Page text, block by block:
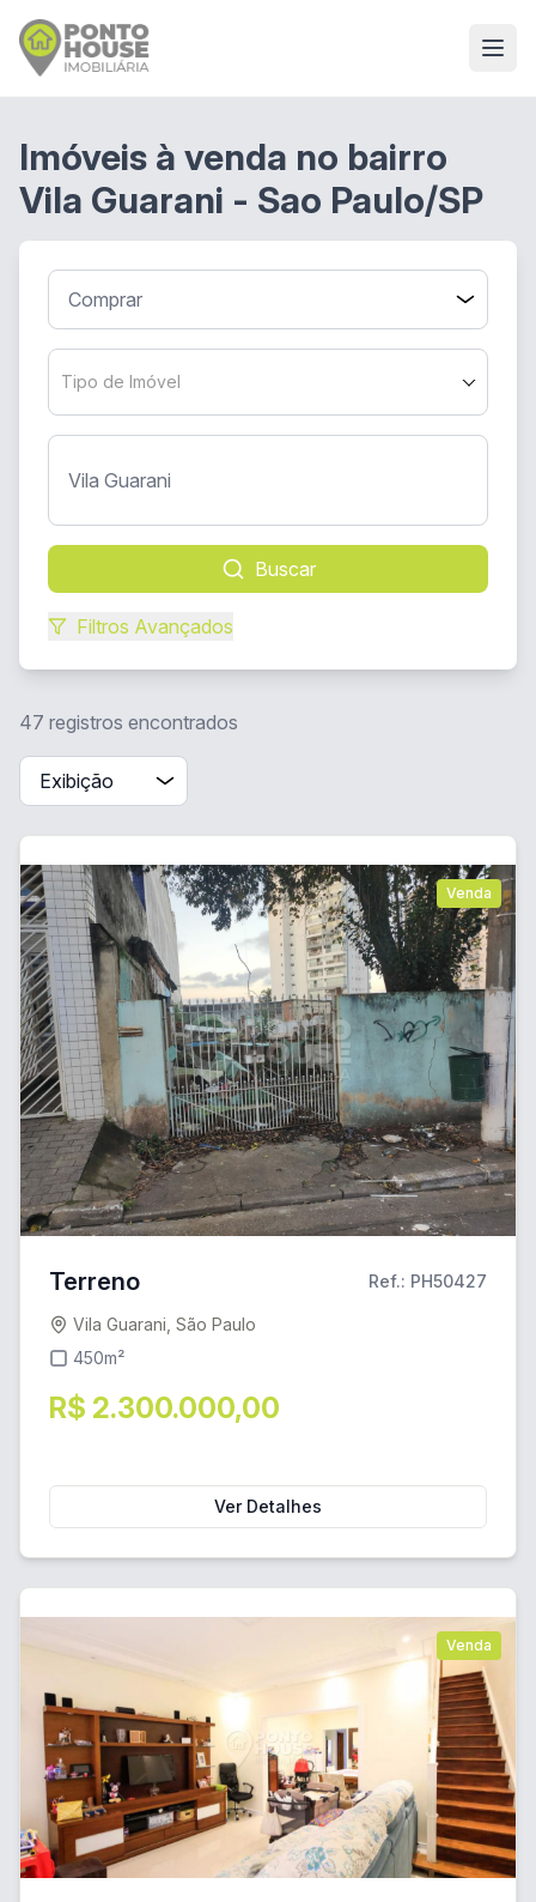
Imóveis à venda no bairro
Vila Guarani - Sao Paulo/SP
Tipo de Imóvel
Buscar
Filtros Avançados
47 registros encontrados
Venda
Terreno Ref.: PH50427
Vila Guarani, São Paulo
450m²
R$ 2.300.000,00
Ver Detalhes
Venda